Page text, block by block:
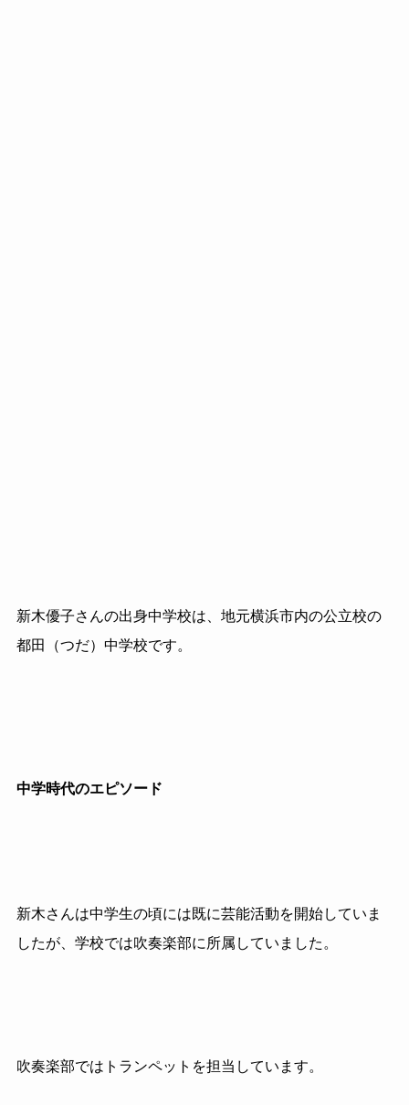
新木優子さんの出身中学校は、地元横浜市内の公立校の
都田（つだ）中学校です。
中学時代のエピソード
新木さんは中学生の頃には既に芸能活動を開始していま
したが、学校では吹奏楽部に所属していました。
吹奏楽部ではトランペットを担当しています。